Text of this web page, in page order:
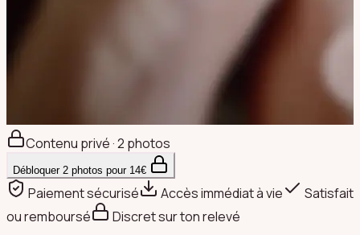
Contenu privé · 2 photos
Débloquer 2 photos pour 14€
Paiement sécurisé Accès immédiat à vie
Satisfait
ou remboursé
Discret sur ton relevé